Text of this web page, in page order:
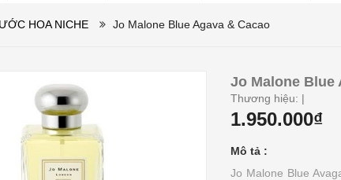
HOA NICHE Jo Malone Blue Agava & Cacao
Jo Malone Blue
Thương hiệu: |
1.950.000₫
Mô tả :
Jo Malone Blue